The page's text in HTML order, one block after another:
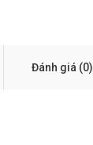
Đánh giá (0)